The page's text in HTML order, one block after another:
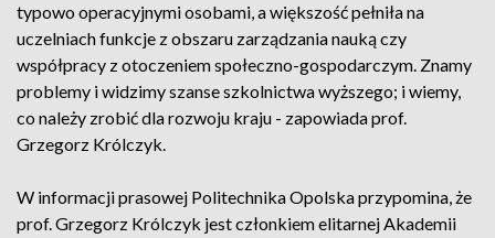
typowo operacyjnymi osobami, a większość pełniła na
uczelniach funkcje z obszaru zarządzania nauką czy
współpracy z otoczeniem społeczno-gospodarczym. Znamy
problemy i widzimy szanse szkolnictwa wyższego; i wiemy,
co należy zrobić dla rozwoju kraju - zapowiada prof.
Grzegorz Królczyk.
W informacji prasowej Politechnika Opolska przypomina, że
prof. Grzegorz Królczyk jest członkiem elitarnej Akademii